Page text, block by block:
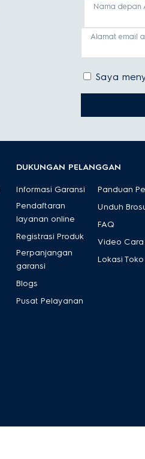
Nama depan
Alamat email
Saya
DUKUNGAN PELANGGAN
Informasi Garansi
Pendaftaran
layanan online
Registrasi Produk
Perpanjangan
garansi
Blogs
Pusat Pelayanan
Panduan
Unduh
FAQ
Video Cara
Lokasi Toko